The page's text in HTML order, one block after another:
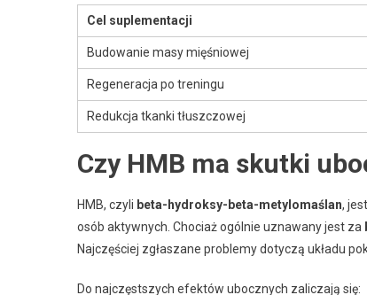
Cel suplementacji
Budowanie masy mięśniowej
Regeneracja po treningu
Redukcja tkanki tłuszczowej
Czy HMB ma skutki
HMB, czyli beta-hydroksy-beta-metylomaślan,
osób aktywnych. Chociaż ogólnie uznawany jest za
Najczęściej zgłaszane problemy dotyczą układu
Do najczęstszych efektów ubocznych zaliczają się: